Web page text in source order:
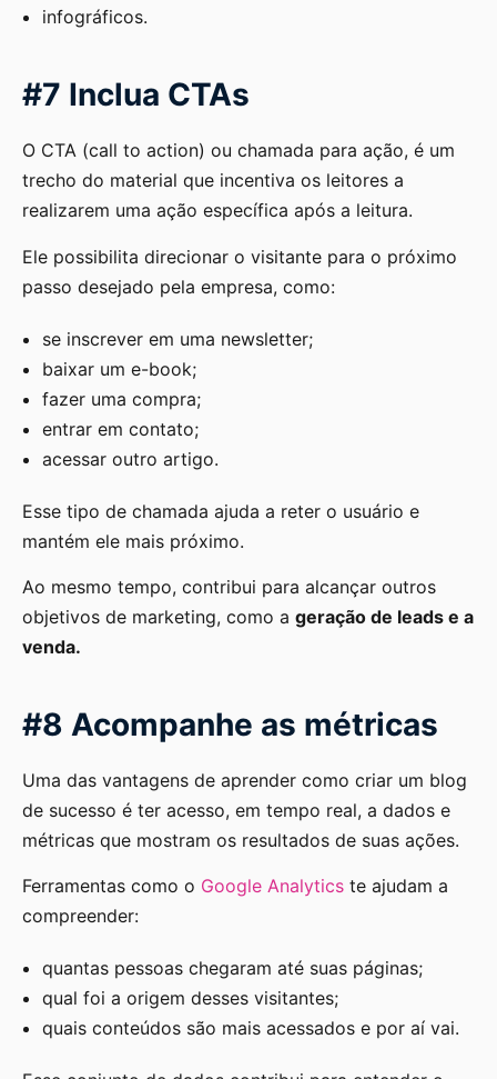
infográficos.
#7 Inclua CTAs
O CTA (call to action) ou chamada para ação, é um
trecho do material que incentiva os leitores a
realizarem uma ação específica após a leitura.
Ele possibilita direcionar o visitante para o próximo
passo desejado pela empresa, como:
se inscrever em uma newsletter;
baixar um e-book;
fazer uma compra;
entrar em contato;
acessar outro artigo.
Esse tipo de chamada ajuda a reter o usuário e
mantém ele mais próximo.
Ao mesmo tempo, contribui para alcançar outros
objetivos de marketing, como a geração de leads e a
venda.
#8 Acompanhe as métricas
Uma das vantagens de aprender como criar um blog
de sucesso é ter acesso, em tempo real, a dados e
métricas que mostram os resultados de suas ações.
Ferramentas como o Google Analytics te ajudam a
compreender:
quantas pessoas chegaram até suas páginas;
qual foi a origem desses visitantes;
quais conteúdos são mais acessados e por aí vai.